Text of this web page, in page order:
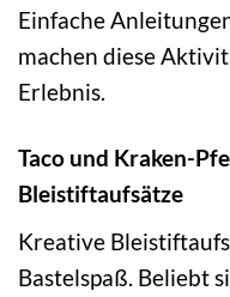
Einfache
machen diese
Erlebnis.
Taco und Kraken-
Bleistiftaufsätze
Kreative
Bastelspaß. Beliebt